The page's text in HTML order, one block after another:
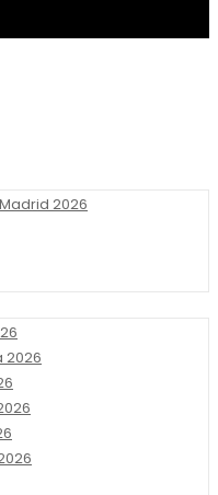
2026
2026